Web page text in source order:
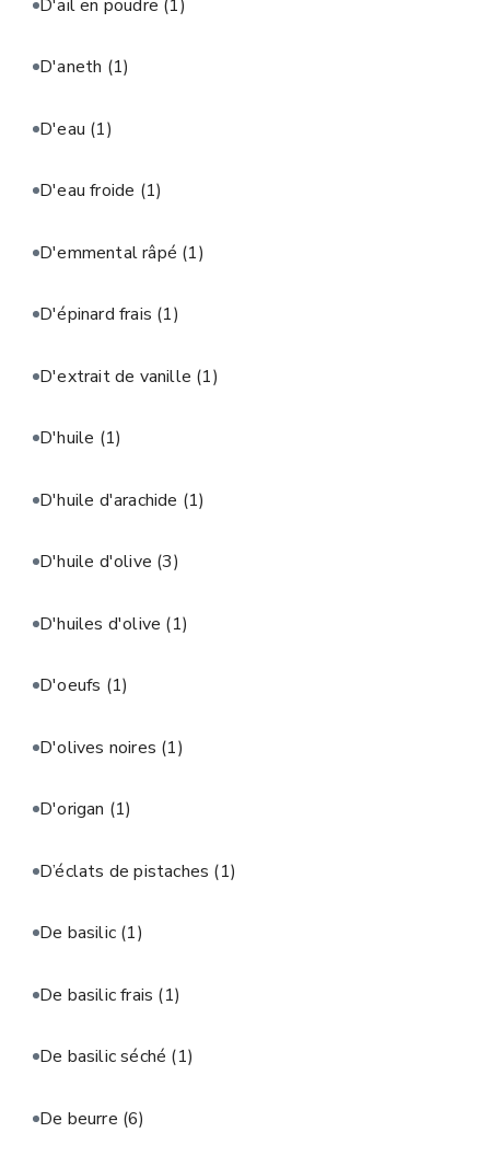
D'ail en poudre (1)
D'aneth (1)
D'eau (1)
D'eau froide (1)
D'emmental râpé (1)
D'épinard frais (1)
D'extrait de vanille (1)
D'huile (1)
D'huile d'arachide (1)
D'huile d'olive (3)
D'huiles d'olive (1)
D'oeufs (1)
D'olives noires (1)
D'origan (1)
D’éclats de pistaches (1)
De basilic (1)
De basilic frais (1)
De basilic séché (1)
De beurre (6)